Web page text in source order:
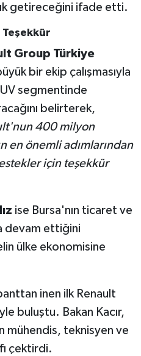
getireceğini ifade etti.
Group Türkiye
bir ekip çalışmasıyla
segmentinde
belirterek,
400 milyon
en önemli adımlarından
için teşekkür
ise Bursa'nın ticaret ve
devam ettiğini
ülke ekonomisine
inen ilk Renault
buluştu. Bakan Kacır,
mühendis, teknisyen ve
çektirdi.